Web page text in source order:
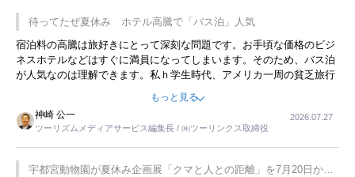
待ってたぜ夏休み ホテル高騰で「バス泊」人気
宿泊料の高騰は旅好きにとって深刻な問題です。お手頃な価格のビジ
ネスホテルなどはすぐに満員になってしまいます。そのため、バス泊
が人気なのは理解できます。私ｈ学生時代、アメリカ一周の貧乏旅行
をした時は、移動はグレイハウンドバスでした。夕方から夜の便を利
用してホテル代を浮かせていました。ただし、若いからできたことで
す。若い人が夜行バスで京都に行った、青森に行ったと聞くと、疲れ
が残らないのかなと思ってしまいます。
もっと見る
神崎 公一
ツーリズムメディアサービス編集長 / ㈱ツーリンクス取締役
2026.07.27
宇都宮動物園が夏休み企画展「クマと人との距離」を7月20日から